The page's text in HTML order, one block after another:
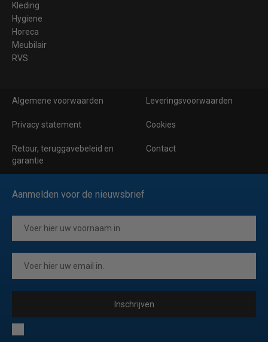
Kleding
Hygiene
Horeca
Meubilair
RVS
Algemene voorwaarden Leveringsvoorwaarden
Privacy statement Cookies
Retour, teruggavebeleid en
garantie
Contact
Aanmelden voor de nieuwsbrief
Inschrijven